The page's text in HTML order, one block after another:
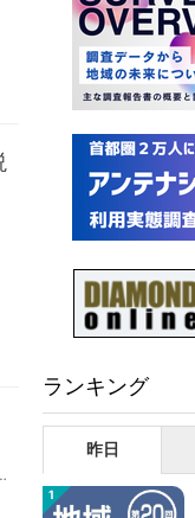
ランキング
昨日
1